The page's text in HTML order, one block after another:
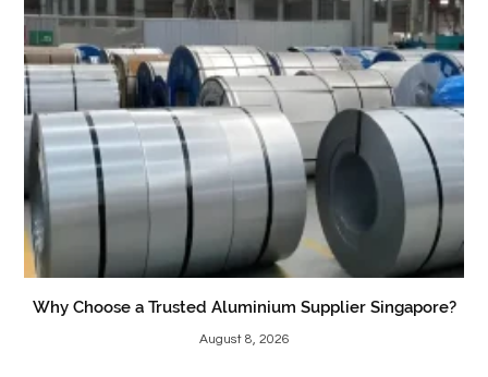
Why Choose a Trusted Aluminium Supplier Singapore?
August 8, 2026